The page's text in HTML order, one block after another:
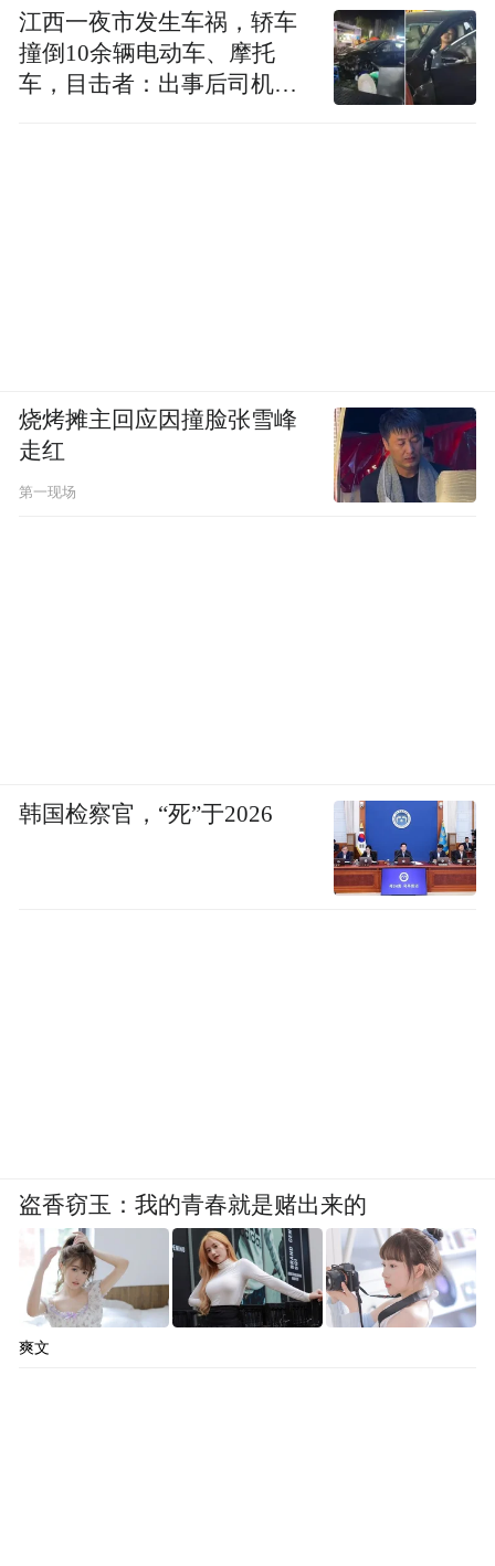
江西一夜市发生车祸，轿车
撞倒10余辆电动车、摩托
车，目击者：出事后司机一
烧烤摊主回应因撞脸张雪峰
走红
第一现场
韩国检察官，“死”于2026
盗香窃玉：我的青春就是赌出来的
爽文